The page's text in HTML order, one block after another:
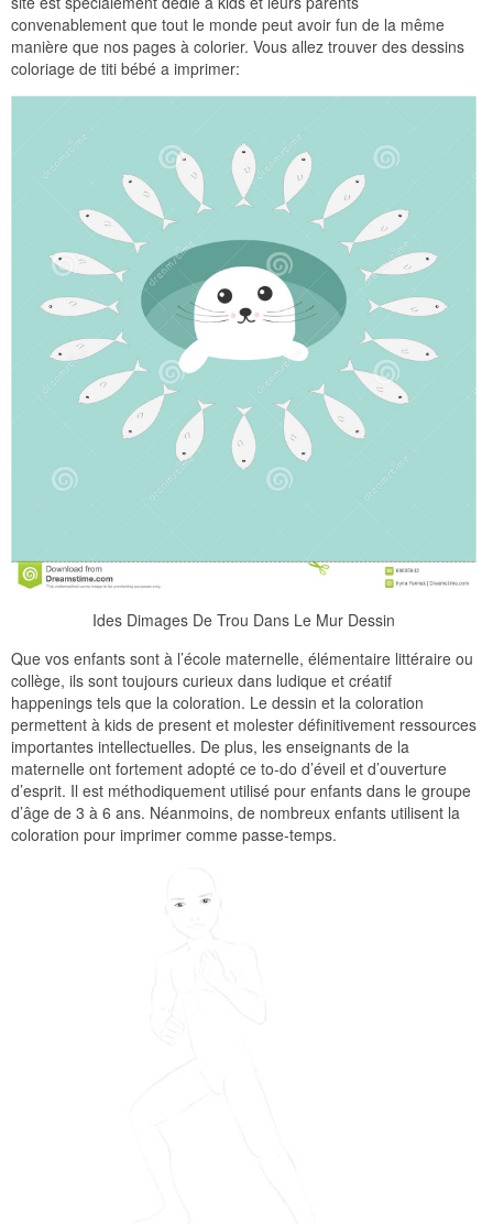
convenablement que tout le monde peut avoir fun de la même
manière que nos pages à colorier. Vous allez trouver des dessins
coloriage de titi bébé a imprimer:
Ides Dimages De Trou Dans Le Mur Dessin
Que vos enfants sont à l’école maternelle, élémentaire littéraire ou
collège, ils sont toujours curieux dans ludique et créatif
happenings tels que la coloration. Le dessin et la coloration
permettent à kids de present et molester définitivement ressources
importantes intellectuelles. De plus, les enseignants de la
maternelle ont fortement adopté ce to-do d’éveil et d’ouverture
d’esprit. Il est méthodiquement utilisé pour enfants dans le groupe
d’âge de 3 à 6 ans. Néanmoins, de nombreux enfants utilisent la
coloration pour imprimer comme passe-temps.